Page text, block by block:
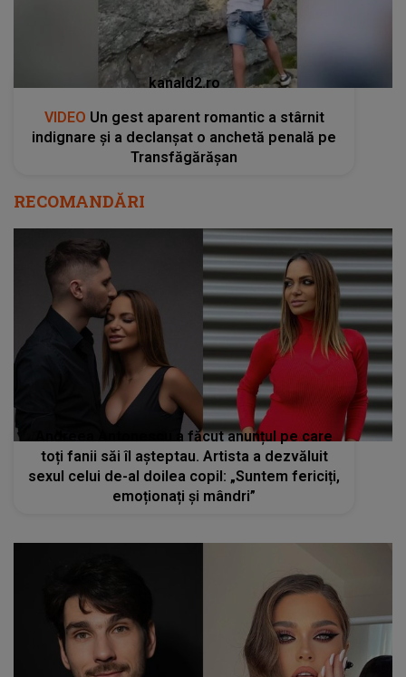
kanald2.ro
VIDEO Un gest aparent romantic a stârnit
indignare și a declanșat o anchetă penală pe
Transfăgărășan
RECOMANDĂRI
Andreea Antonescu a făcut anunțul pe care
toți fanii săi îl așteptau. Artista a dezvăluit
sexul celui de-al doilea copil: „Suntem fericiți,
emoționați și mândri”